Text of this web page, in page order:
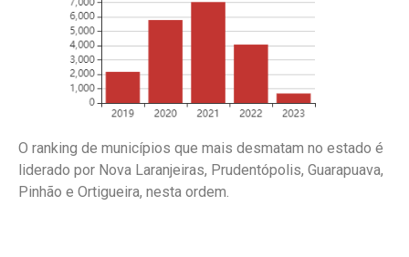
O ranking de municípios que mais desmatam no estado é
liderado por Nova Laranjeiras, Prudentópolis, Guarapuava,
Pinhão e Ortigueira, nesta ordem.